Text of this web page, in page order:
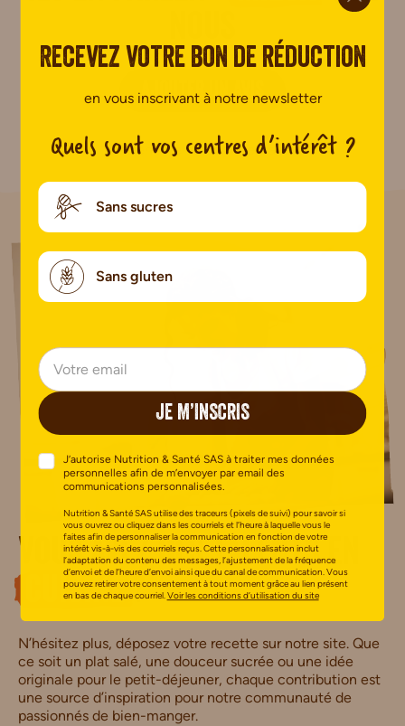
AJOUTER UN AVIS
Pas encore de commentaire.
Vous avez des talents en
cuisine?
N’hésitez plus, déposez votre recette sur notre site. Que
ce soit un plat salé, une douceur sucrée ou une idée
originale pour le petit-déjeuner, chaque contribution est
une source d’inspiration pour notre communauté de
passionnés de bien-manger.
Recevez votre bon de réduction
en vous inscrivant à notre newsletter
Quels sont vos centres d’intérêt ?
Sans sucres
Sans gluten
JE M’INSCRIS
J’autorise Nutrition & Santé SAS à traiter mes données
personnelles afin de m’envoyer par email des
communications personnalisées.
Nutrition & Santé SAS utilise des traceurs (pixels de suivi) pour savoir si
vous ouvrez ou cliquez dans les courriels et l’heure à laquelle vous le
faites afin de personnaliser la communication en fonction de votre
intérêt vis-à-vis des courriels reçus. Cette personnalisation inclut
l’adaptation du contenu des messages, l’ajustement de la fréquence
d’envoi et de l’heure d’envoi ainsi que du canal de communication. Vous
pouvez retirer votre consentement à tout moment grâce au lien présent
en bas de chaque courriel.Voir les conditions d’utilisation du site